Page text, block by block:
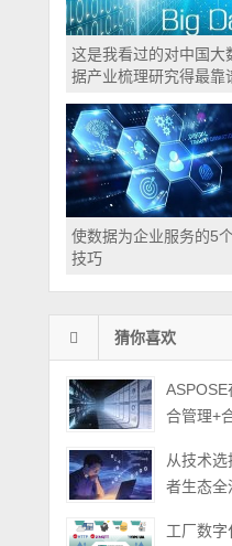
这是我看过的对中国大
据产业梳理研究得最靠
使数据为企业服务的5
技巧
猜你喜欢
合管理+
从技术
者生态全
工厂数字